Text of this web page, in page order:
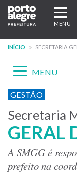
Pular
para
conteúdo
MENU
INÍCIO SECRETARIA
Menu
-
site
SMGG
Expandir/recolher
MENU
GESTÃO
Secretaria
GERAL
A SMGG é
prefeito na